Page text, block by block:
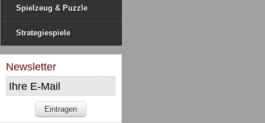
Spielzeug & Puzzle
Strategiespiele
Newsletter